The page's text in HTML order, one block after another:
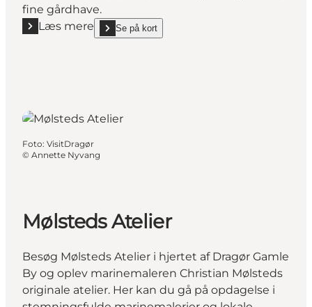
fine gårdhave.
Læs mere
Læs mere "Dragør Bibliotek"
Se på kort
show Dragør Bibliotek on_map
Foto: VisitDragør
© Annette Nyvang
Mølsteds Atelier
Besøg Mølsteds Atelier i hjertet af Dragør Gamle
By og oplev marinemaleren Christian Mølsteds
originale atelier. Her kan du gå på opdagelse i